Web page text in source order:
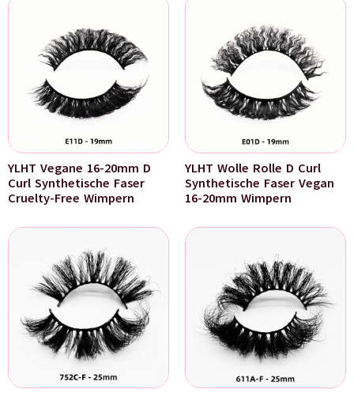
YLHT Vegane 16-20mm D
Curl Synthetische Faser
Cruelty-Free Wimpern
YLHT Wolle Rolle D Curl
Synthetische Faser Vegan
16-20mm Wimpern